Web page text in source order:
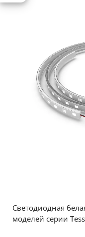
Светодиодная
моделей серии